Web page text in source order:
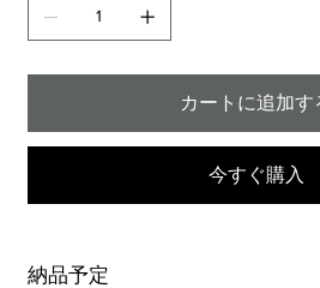
カートに追加す
今すぐ購入
納品予定